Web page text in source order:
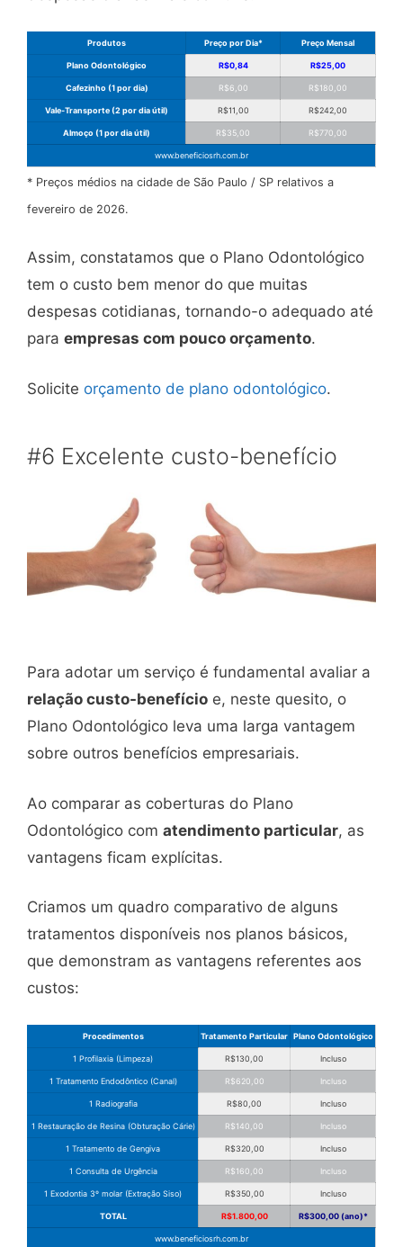
Produtos Preço por Dia* Preço Mensal
Plano Odontológico R$0,84 R$25,00
Cafezinho (1 por dia) R$6,00 R$180,00
Vale-Transporte (2 por dia útil) R$11,00 R$242,00
Almoço (1 por dia útil) R$35,00 R$770,00
www.beneficiosrh.com.br
* Preços médios na cidade de São Paulo / SP relativos a
fevereiro de 2026.
Assim, constatamos que o Plano Odontológico
tem o custo bem menor do que muitas
despesas cotidianas, tornando-o adequado até
para empresas com pouco orçamento.
Solicite orçamento de plano odontológico.
#6 Excelente custo-benefício
Para adotar um serviço é fundamental avaliar a
relação custo-benefício e, neste quesito, o
Plano Odontológico leva uma larga vantagem
sobre outros benefícios empresariais.
Ao comparar as coberturas do Plano
Odontológico com atendimento particular, as
vantagens ficam explícitas.
Criamos um quadro comparativo de alguns
tratamentos disponíveis nos planos básicos,
que demonstram as vantagens referentes aos
custos:
Procedimentos Tratamento Particular Plano Odontológico
1 Profilaxia (Limpeza) R$130,00 Incluso
1 Tratamento Endodôntico (Canal) R$620,00 Incluso
1 Radiografia R$80,00 Incluso
1 Restauração de Resina (Obturação Cárie) R$140,00 Incluso
1 Tratamento de Gengiva R$320,00 Incluso
1 Consulta de Urgência R$160,00 Incluso
1 Exodontia 3º molar (Extração Siso) R$350,00 Incluso
TOTAL R$1.800,00 R$300,00 (ano)*
www.beneficiosrh.com.br